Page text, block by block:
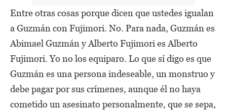
Entre otras cosas porque dicen que ustedes igualan
a Guzmán con Fujimori. No. Para nada, Guzmán es
Abimael Guzmán y Alberto Fujimori es Alberto
Fujimori. Yo no los equiparo. Lo que sí digo es que
Guzmán es una persona indeseable, un monstruo y
debe pagar por sus crímenes, aunque él no haya
cometido un asesinato personalmente, que se sepa,